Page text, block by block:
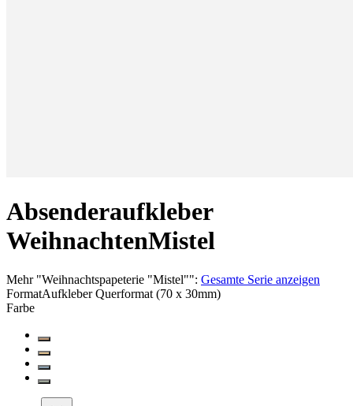
Absenderaufkleber
WeihnachtenMistel
Mehr"Weihnachtspapeterie "Mistel"": Gesamte Serie anzeigen
FormatAufkleber Querformat (70 x 30mm)
Farbe